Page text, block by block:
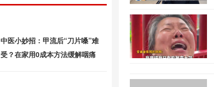
中医小妙招：甲流后“刀片嗓”难
受？在家用0成本方法缓解咽痛